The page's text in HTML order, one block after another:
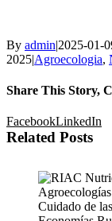
By admin|2025-01-
2025|Agroecologia,
Share This Story,
FacebookLinkedIn
Related Posts